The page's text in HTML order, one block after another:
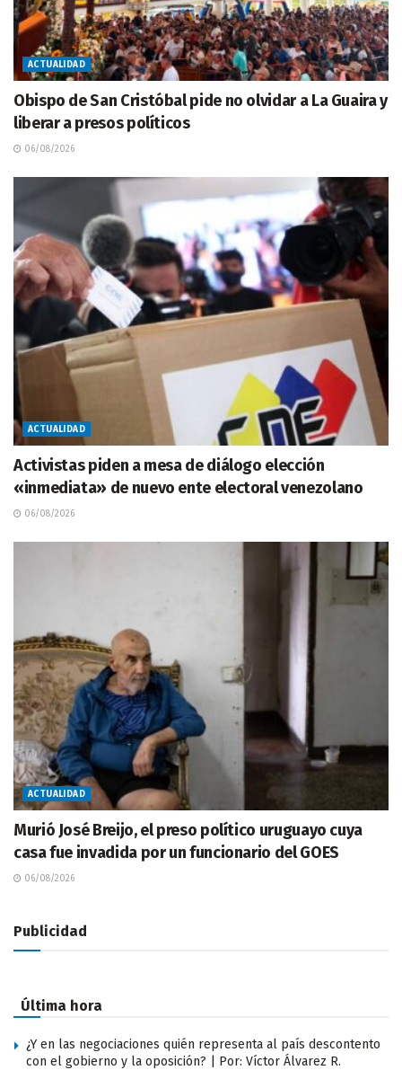
ACTUALIDAD
Obispo de San Cristóbal pide no olvidar a La Guaira y
liberar a presos políticos
06/08/2026
ACTUALIDAD
Activistas piden a mesa de diálogo elección
«inmediata» de nuevo ente electoral venezolano
06/08/2026
ACTUALIDAD
Murió José Breijo, el preso político uruguayo cuya
casa fue invadida por un funcionario del GOES
06/08/2026
Publicidad
Última hora
¿Y en las negociaciones quién representa al país descontento
con el gobierno y la oposición? | Por: Víctor Álvarez R.